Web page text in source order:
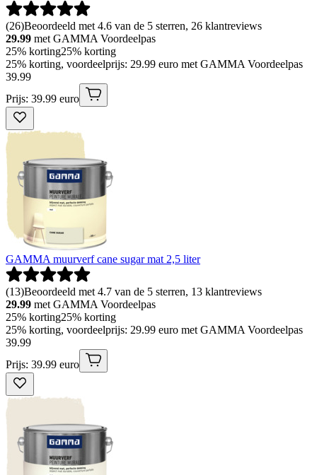
(26)Beoordeeld met 4.6 van de 5 sterren, 26 klantreviews
29.99 met GAMMA Voordeelpas
25% korting25% korting
25% korting, voordeelprijs: 29.99 euro met GAMMA Voordeelpas
39.99
Prijs: 39.99 euro
GAMMA muurverf cane sugar mat 2,5 liter
(13)Beoordeeld met 4.7 van de 5 sterren, 13 klantreviews
29.99 met GAMMA Voordeelpas
25% korting25% korting
25% korting, voordeelprijs: 29.99 euro met GAMMA Voordeelpas
39.99
Prijs: 39.99 euro